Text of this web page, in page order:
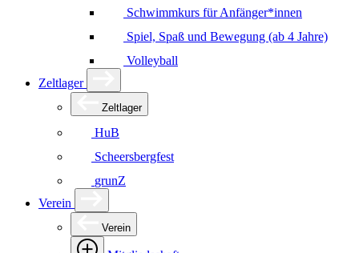
Schwimmkurs für Anfänger*innen
Spiel, Spaß und Bewegung (ab 4 Jahre)
Volleyball
Zeltlager
Zeltlager
HuB
Scheersbergfest
grunZ
Verein
Verein